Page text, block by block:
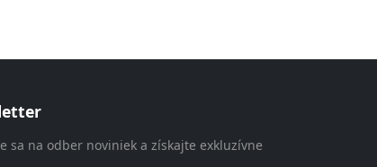
sa na odber noviniek a získajte exkluzívne